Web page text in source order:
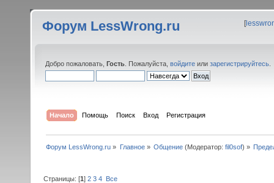
Форум LessWrong.ru [
Добро пожаловать, Гость . Пожалуйста, войдите или зарегистрируйтесь
Начало Помощь Поиск Вход Регистрация
Форум LessWrong.ru » Главное» Общение(Модератор: fil0sof) »
Страницы: [1]2 3 4 Все